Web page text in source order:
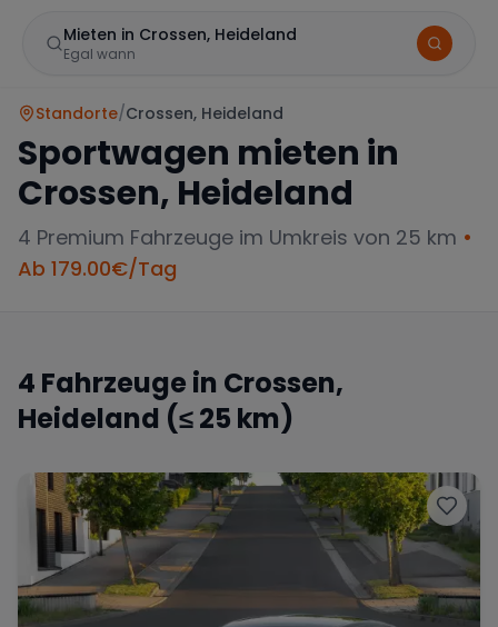
Mieten in Crossen, Heideland
Egal wann
Mercedes BMW
Porsche Lamborghini Ferrari
Wann
Zeitraum wählen
Standorte/Crossen, Heideland
Sportwagen mieten in
Crossen, Heideland
4 Premium Fahrzeuge im Umkreis von 25 km •
Ab 179.00€/Tag
4 Fahrzeuge in Crossen,
Heideland (≤ 25 km)